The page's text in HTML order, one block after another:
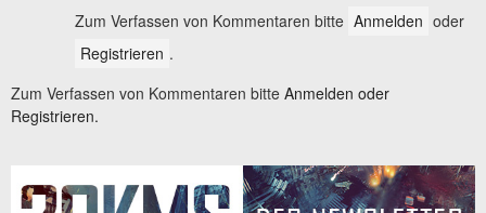
Zum Verfassen von Kommentaren bitte Anmelden oder
Registrieren .
Zum Verfassen von Kommentaren bitte Anmelden oder
Registrieren.